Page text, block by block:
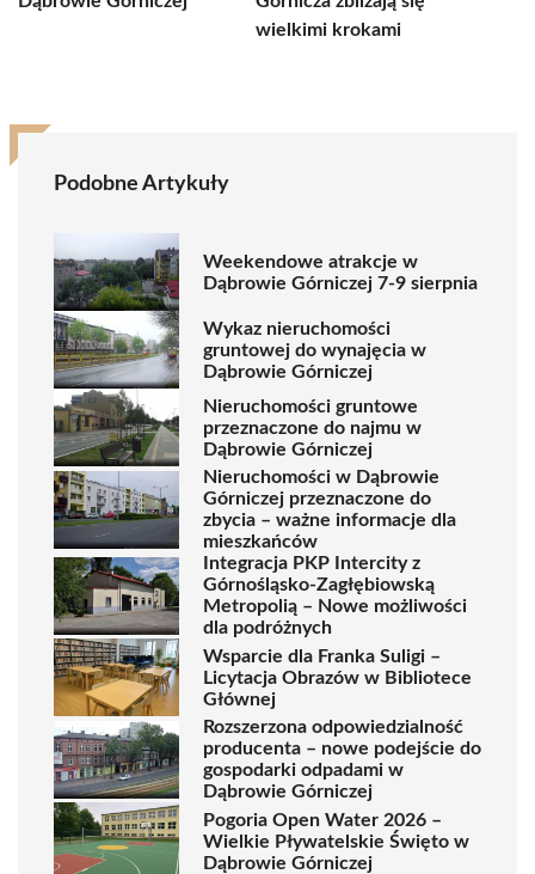
wielkimi krokami
Podobne Artykuły
Weekendowe atrakcje w
Dąbrowie Górniczej 7-9 sierpnia
Wykaz nieruchomości
gruntowej do wynajęcia w
Dąbrowie Górniczej
Nieruchomości gruntowe
przeznaczone do najmu w
Dąbrowie Górniczej
Nieruchomości w Dąbrowie
Górniczej przeznaczone do
zbycia – ważne informacje dla
mieszkańców
Integracja PKP Intercity z
Górnośląsko-Zagłębiowską
Metropolią – Nowe możliwości
dla podróżnych
Wsparcie dla Franka Suligi –
Licytacja Obrazów w Bibliotece
Głównej
Rozszerzona odpowiedzialność
producenta – nowe podejście do
gospodarki odpadami w
Dąbrowie Górniczej
Pogoria Open Water 2026 –
Wielkie Pływatelskie Święto w
Dąbrowie Górniczej